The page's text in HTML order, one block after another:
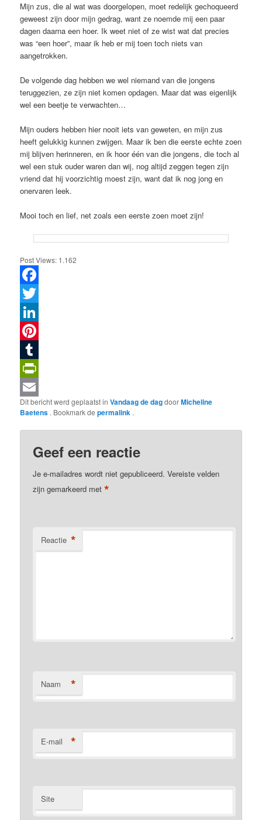
Mijn zus, die al wat was doorgelopen, moet redelijk gechoqueerd
geweest zijn door mijn gedrag, want ze noemde mij een paar
dagen daarna een hoer. Ik weet niet of ze wist wat dat precies
was “een hoer”, maar ik heb er mij toen toch niets van
aangetrokken.
De volgende dag hebben we wel niemand van die jongens
teruggezien, ze zijn niet komen opdagen. Maar dat was eigenlijk
wel een beetje te verwachten…
Mijn ouders hebben hier nooit iets van geweten, en mijn zus
heeft gelukkig kunnen zwijgen. Maar ik ben die eerste echte zoen
mij blijven herinneren, en ik hoor één van die jongens, die toch al
wel een stuk ouder waren dan wij, nog altijd zeggen tegen zijn
vriend dat hij voorzichtig moest zijn, want dat ik nog jong en
onervaren leek.
Mooi toch en lief, net zoals een eerste zoen moet zijn!
Post Views: 1.162
Facebook
Twitter
LinkedIn
Pinterest
Tumblr
PrintFriendly
Email
Dit bericht werd geplaatst inVandaag de dagdoorMicheline
Baetens . Bookmark depermalink .
Geef een reactie
Je e-mailadres wordt niet gepubliceerd. Vereiste velden
zijn gemarkeerd met*
Reactie *
Naam *
E-mail *
Site